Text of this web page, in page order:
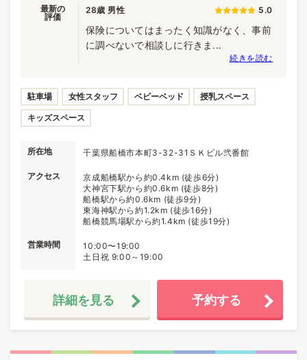
最新の
評価
28歳 男性 5.0
保険についてはまったく知識がなく、事前
に調べないで相談しに行きま...
続きを読む
駐車場 女性スタッフ ベビーベッド 授乳スペース
キッズスペース
所在地 千葉県船橋市本町3-32-31ＳＫビル弐番館
アクセス
京成船橋駅から約0.4km (徒歩6分)
大神宮下駅から約0.6km (徒歩8分)
船橋駅から約0.6km (徒歩9分)
東海神駅から約1.2km (徒歩16分)
船橋競馬場駅から約1.4km (徒歩19分)
営業時間
10:00〜19:00
土日祝 9:00～19:00
詳細を見る 予約する